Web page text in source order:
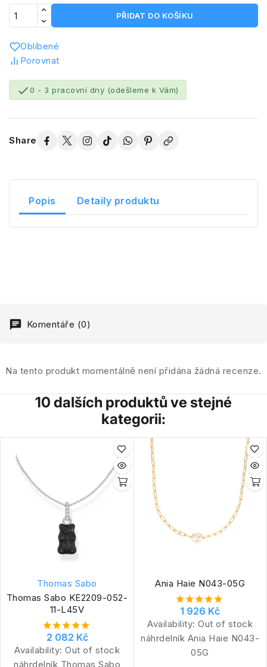
PŘIDAT DO KOŠÍKU
Oblíbené
Porovnat
0 - 3 pracovní dny (odešleme k Vám)
Share
Popis Detaily produktu
Komentáře (0)
Na tento produkt momentálně není přidána žádná recenze.
10 dalších produktů ve stejné
kategorii:
Thomas Sabo
Thomas Sabo KE2209-052-
11-L45V
2 082 Kč
Availability: Out of stock
náhrdelník Thomas Sabo
Ania Haie N043-05G
1 926 Kč
Availability: Out of stock
náhrdelník Ania Haie N043-
05G